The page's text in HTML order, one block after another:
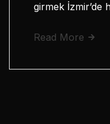
girmek İzmir’de
Read More